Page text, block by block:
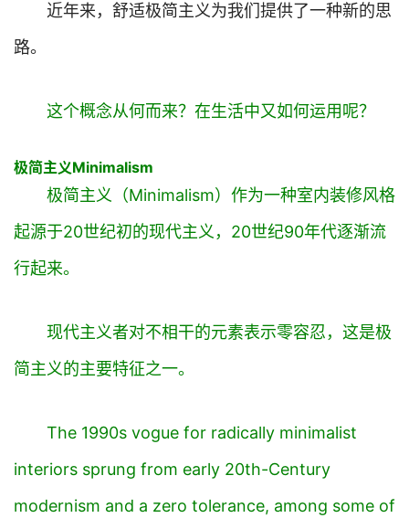
近年来，舒适极简主义为我们提供了一种新的思
路。
这个概念从何而来？在生活中又如何运用呢？
极简主义Minimalism
极简主义 （Minimalism） 作为一种室内装修风格
起源于20世纪初的现代主义，20世纪90年代逐渐流
行起来。
现代主义者对不相干的元素表示零容忍，这是极
简主义的主要特征之一。
The 1990s vogue for radically minimalist
interiors sprung from early 20th-Century
modernism and a zero tolerance, among some of